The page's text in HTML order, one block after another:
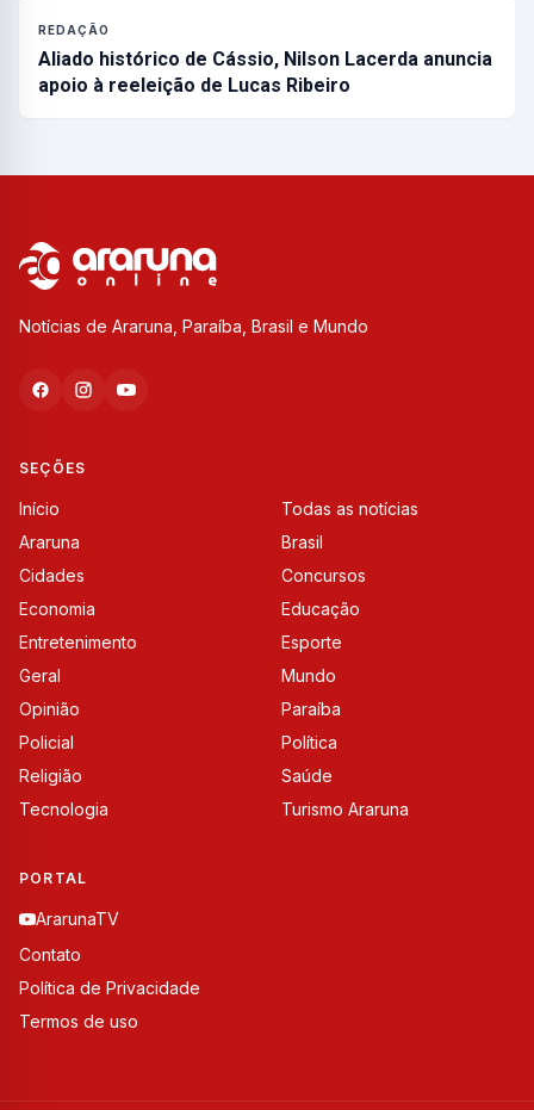
REDAÇÃO
Aliado histórico de Cássio, Nilson Lacerda anuncia
apoio à reeleição de Lucas Ribeiro
Notícias de Araruna, Paraíba, Brasil e Mundo
SEÇÕES
Início
Todas as notícias
Araruna
Brasil
Cidades
Concursos
Economia
Educação
Entretenimento
Esporte
Geral
Mundo
Opinião
Paraíba
Policial
Política
Religião
Saúde
Tecnologia
Turismo Araruna
PORTAL
ArarunaTV
Contato
Política de Privacidade
Termos de uso